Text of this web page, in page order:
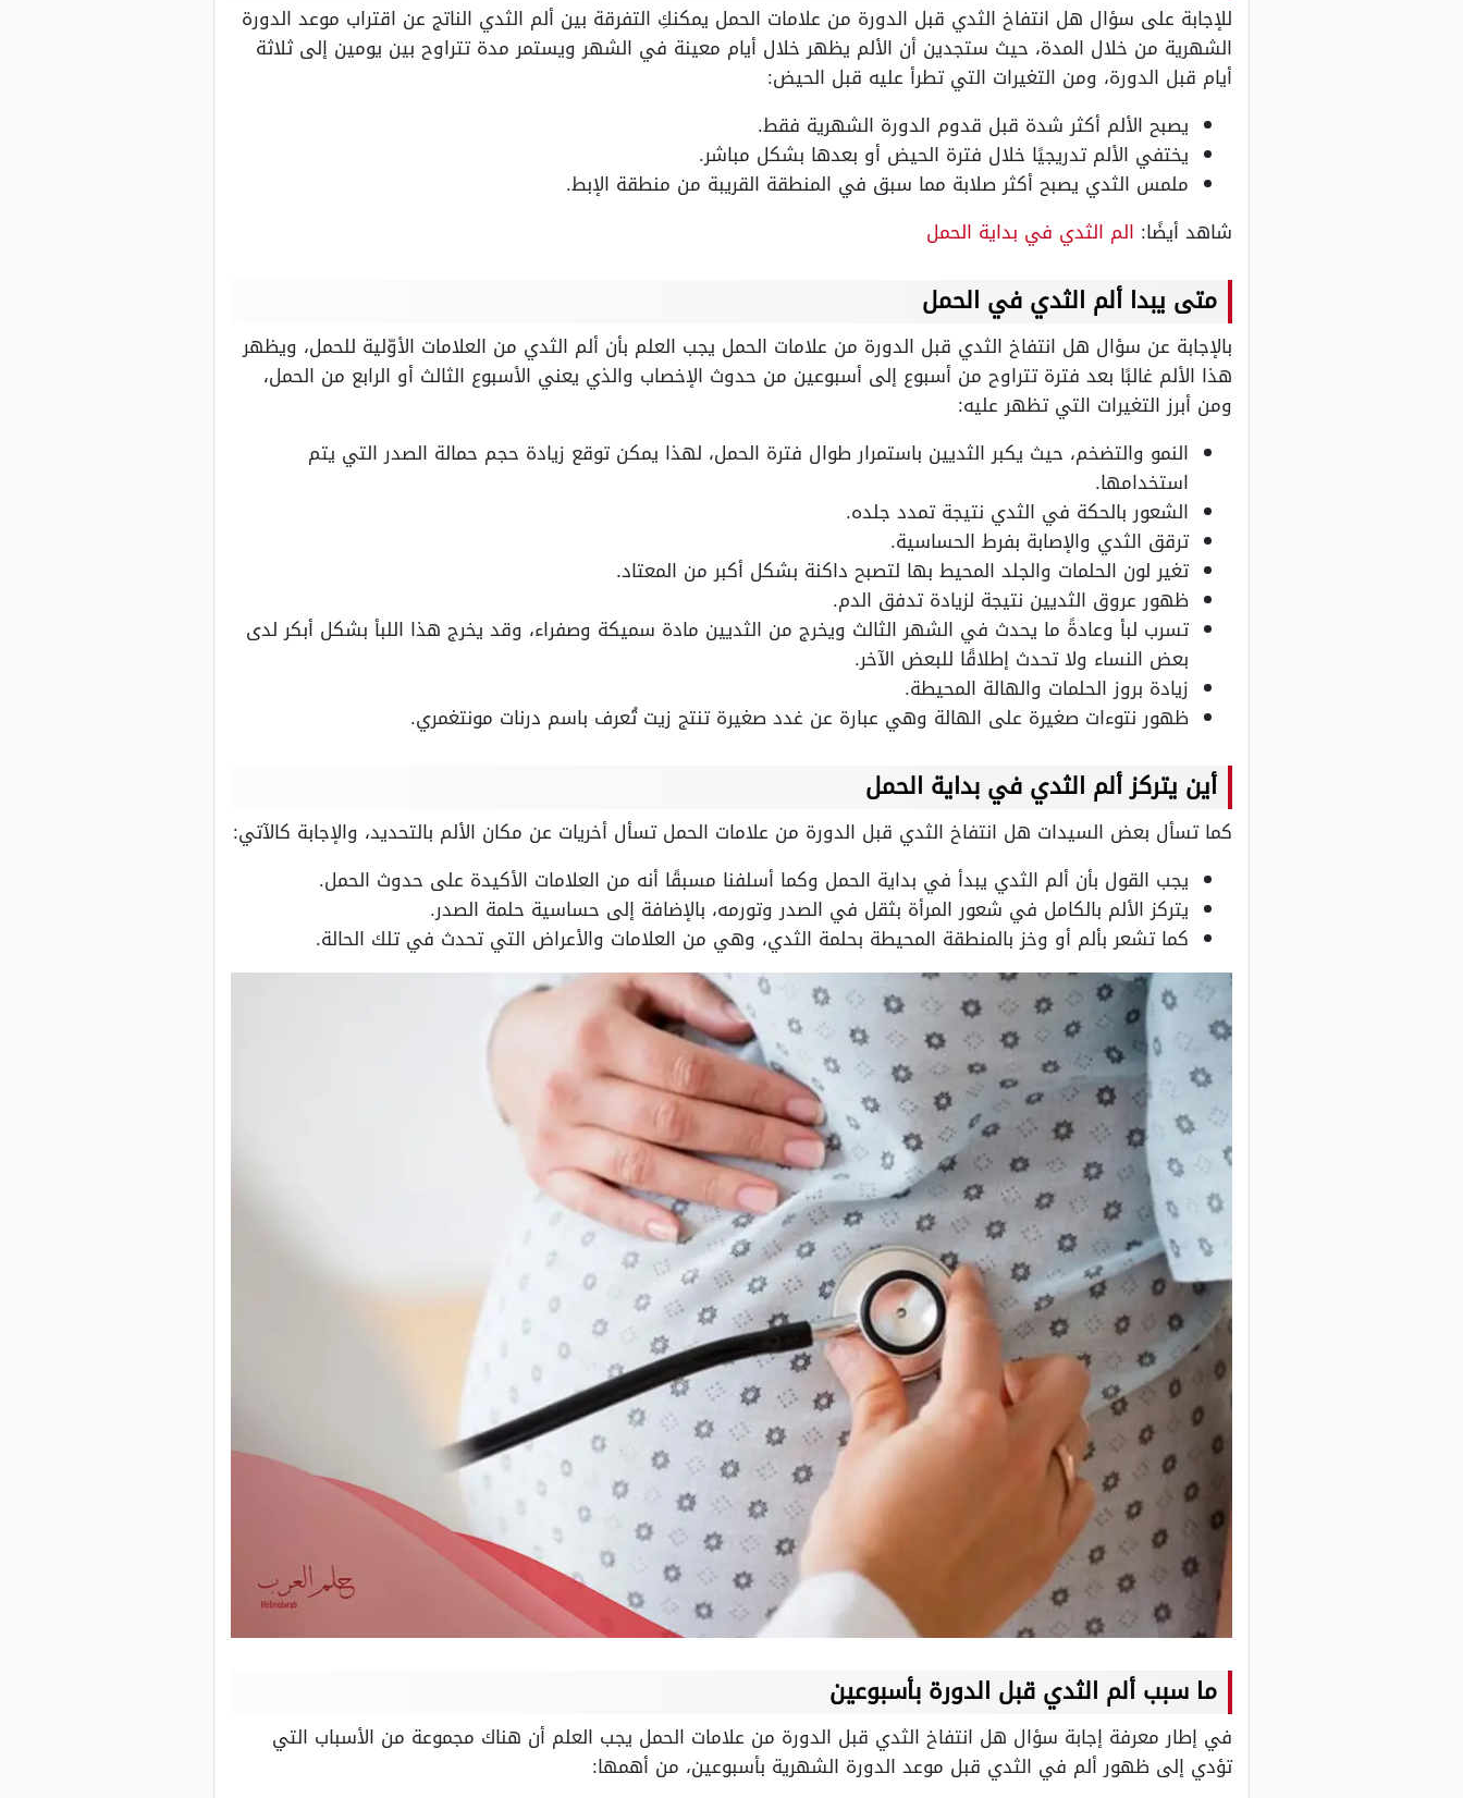
للإجابة على سؤال هل انتفاخ الثدي قبل الدورة من علامات الحمل يمكنكِ التفرقة بين ألم الثدي الناتج عن اقتراب موعد الدورة
الشهرية من خلال المدة، حيث ستجدين أن الألم يظهر خلال أيام معينة في الشهر ويستمر مدة تتراوح بين يومين إلى ثلاثة
أيام قبل الدورة، ومن التغيرات التي تطرأ عليه قبل الحيض:
يصبح الألم أكثر شدة قبل قدوم الدورة الشهرية فقط.
يختفي الألم تدريجيًا خلال فترة الحيض أو بعدها بشكل مباشر.
ملمس الثدي يصبح أكثر صلابة مما سبق في المنطقة القريبة من منطقة الإبط.
شاهد أيضًا: الم الثدي في بداية الحمل
متى يبدا ألم الثدي في الحمل
بالإجابة عن سؤال هل انتفاخ الثدي قبل الدورة من علامات الحمل يجب العلم بأن ألم الثدي من العلامات الأوّلية للحمل، ويظهر
هذا الألم غالبًا بعد فترة تتراوح من أسبوع إلى أسبوعين من حدوث الإخصاب والذي يعني الأسبوع الثالث أو الرابع من الحمل،
ومن أبرز التغيرات التي تظهر عليه:
النمو والتضخم، حيث يكبر الثديين باستمرار طوال فترة الحمل، لهذا يمكن توقع زيادة حجم حمالة الصدر التي يتم
استخدامها.
الشعور بالحكة في الثدي نتيجة تمدد جلده.
ترقق الثدي والإصابة بفرط الحساسية.
تغير لون الحلمات والجلد المحيط بها لتصبح داكنة بشكل أكبر من المعتاد.
ظهور عروق الثديين نتيجة لزيادة تدفق الدم.
تسرب لبأ وعادةً ما يحدث في الشهر الثالث ويخرج من الثديين مادة سميكة وصفراء، وقد يخرج هذا اللبأ بشكل أبكر لدى
بعض النساء ولا تحدث إطلاقًا للبعض الآخر.
زيادة بروز الحلمات والهالة المحيطة.
ظهور نتوءات صغيرة على الهالة وهي عبارة عن غدد صغيرة تنتج زيت تُعرف باسم درنات مونتغمري.
أين يتركز ألم الثدي في بداية الحمل
كما تسأل بعض السيدات هل انتفاخ الثدي قبل الدورة من علامات الحمل تسأل أخريات عن مكان الألم بالتحديد، والإجابة كالآتي:
يجب القول بأن ألم الثدي يبدأ في بداية الحمل وكما أسلفنا مسبقًا أنه من العلامات الأكيدة على حدوث الحمل.
يتركز الألم بالكامل في شعور المرأة بثقل في الصدر وتورمه، بالإضافة إلى حساسية حلمة الصدر.
كما تشعر بألم أو وخز بالمنطقة المحيطة بحلمة الثدي، وهي من العلامات والأعراض التي تحدث في تلك الحالة.
ما سبب ألم الثدي قبل الدورة بأسبوعين
في إطار معرفة إجابة سؤال هل انتفاخ الثدي قبل الدورة من علامات الحمل يجب العلم أن هناك مجموعة من الأسباب التي
تؤدي إلى ظهور ألم في الثدي قبل موعد الدورة الشهرية بأسبوعين، من أهمها: